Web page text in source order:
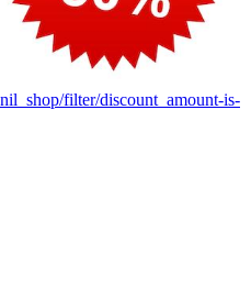
filter/discount_amount-is-